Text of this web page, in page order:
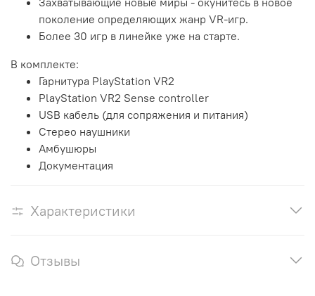
поколение определяющих жанр VR-игр.
Более 30 игр в линейке уже на старте.
В комплекте:
Гарнитура PlayStation VR2
PlayStation VR2 Sense controller
USB кабель (для сопряжения и питания)
Стерео наушники
Амбушюры
Документация
Характеристики
Отзывы